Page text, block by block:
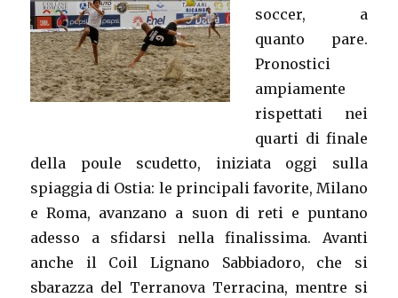
soccer, a
quanto pare.
Pronostici
ampiamente
rispettati nei
quarti di finale
della poule scudetto, iniziata oggi sulla
spiaggia di Ostia: le principali favorite, Milano
e Roma, avanzano a suon di reti e puntano
adesso a sfidarsi nella finalissima. Avanti
anche il Coil Lignano Sabbiadoro, che si
sbarazza del Terranova Terracina, mentre si